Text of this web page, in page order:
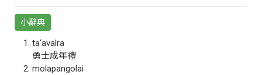
小辭典
ta‘avalra
勇士成年禮
molapangolai